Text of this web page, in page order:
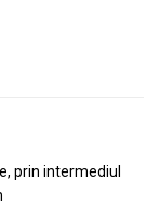
prin intermediul